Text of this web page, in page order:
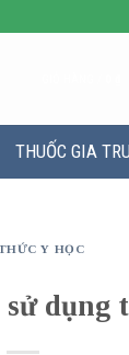
THUỐC GIA
Y HỌC
dụng